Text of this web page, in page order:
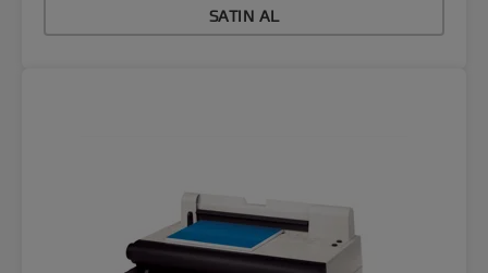
SATIN AL